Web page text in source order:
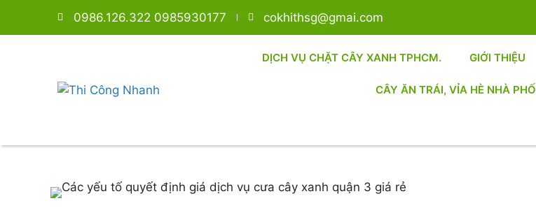
0986.126.322 0985930177 cokhithsg@gmai.com
DỊCH VỤ CHẶT CÂY XANH TPHCM. GIỚI THIỆU
CÂY ĂN TRÁI, VỈA HÈ NHÀ PHỐ